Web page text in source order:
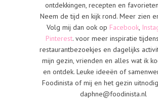
ontdekkingen, recepten en
Neem de tijd en kijk rond. Meer zien
Volg mij dan ook op Facebook,
Pinterest. voor meer inspiratie
restaurantbezoekjes en dagelijks
mijn gezin, vrienden en alles wat ik
en ontdek. Leuke ideeën of
Foodinista of mij en het gezin
daphne@foodinista.nl